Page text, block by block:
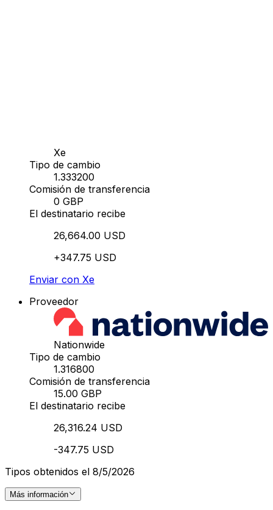
Xe
Tipo de cambio
1.333200
Comisión de transferencia
0 GBP
El destinatario recibe
26,664.00 USD
+347.75 USD
Enviar con Xe
Proveedor
Nationwide
Tipo de cambio
1.316800
Comisión de transferencia
15.00 GBP
El destinatario recibe
26,316.24 USD
-347.75 USD
Tipos obtenidos el 8/5/2026
Más información